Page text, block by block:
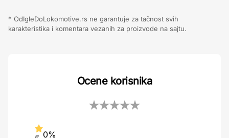
* OdIgleDoLokomotive.rs ne garantuje za tačnost svih
karakteristika i komentara vezanih za proizvode na sajtu.
Ocene korisnika
0%